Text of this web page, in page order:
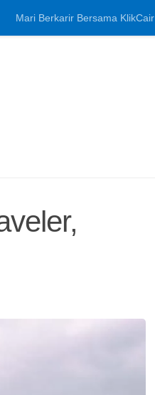
Mari Berkarir Bersama KlikCair